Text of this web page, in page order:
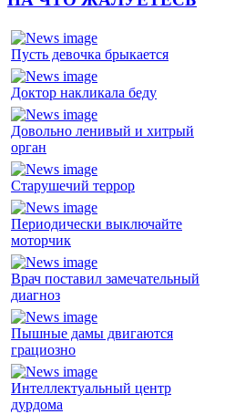
Пусть девочка брыкается
Доктор накликала беду
Довольно ленивый и хитрый
орган
Старушечий террор
Периодически выключайте
моторчик
Врач поставил замечательный
диагноз
Пышные дамы двигаются
грациозно
Интеллектуальный центр
дурдома